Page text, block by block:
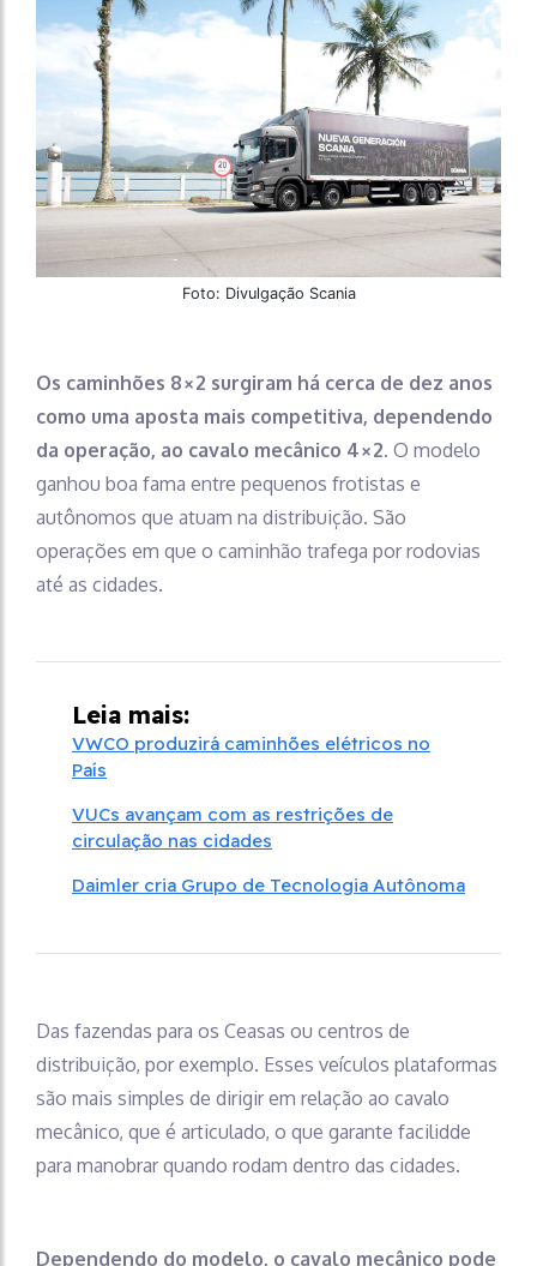
Foto: Divulgação Scania
Os caminhões 8×2 surgiram há cerca de dez anos
como uma aposta mais competitiva, dependendo
da operação, ao cavalo mecânico 4×2. O modelo
ganhou boa fama entre pequenos frotistas e
autônomos que atuam na distribuição. São
operações em que o caminhão trafega por rodovias
até as cidades.
Leia mais:
VWCO produzirá caminhões elétricos no
País
VUCs avançam com as restrições de
circulação nas cidades
Daimler cria Grupo de Tecnologia Autônoma
Das fazendas para os Ceasas ou centros de
distribuição, por exemplo. Esses veículos plataformas
são mais simples de dirigir em relação ao cavalo
mecânico, que é articulado, o que garante facilidde
para manobrar quando rodam dentro das cidades.
Dependendo do modelo, o cavalo mecânico pode